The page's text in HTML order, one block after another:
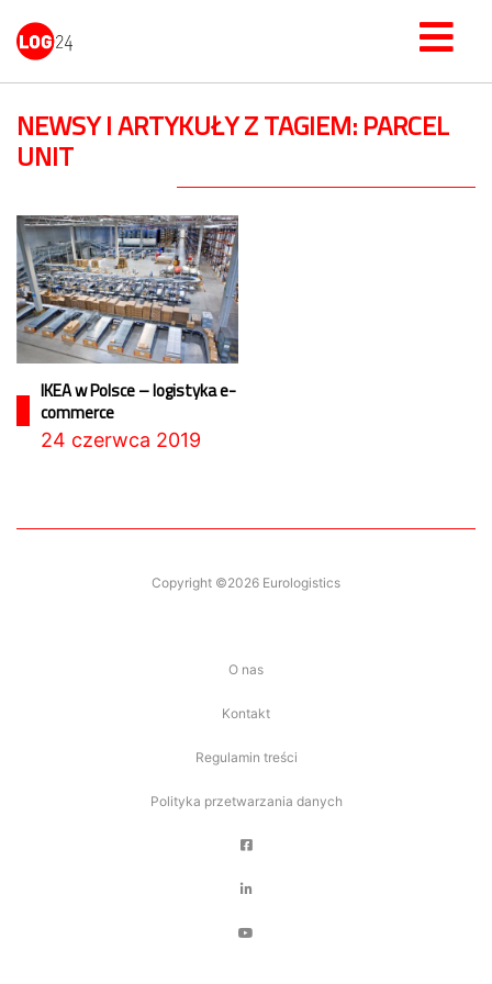
NEWSY I ARTYKUŁY Z TAGIEM: PARCEL
UNIT
IKEA w Polsce – logistyka e-
commerce
24 czerwca 2019
Copyright ©2026 Eurologistics
O nas
Kontakt
Regulamin treści
Polityka przetwarzania danych